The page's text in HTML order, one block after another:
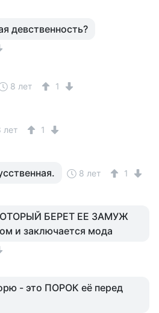
девственность?
8 лет 1
лет 1
8 лет 1
БЕРЕТ ЕЕ ЗАМУЖ
и заключается мода
- это ПОРОК её перед